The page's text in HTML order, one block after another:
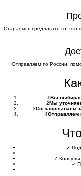
Стараемся предлагать то, что
Отправляем по России,
1 Вы
2 Мы
3Согласовываем
4Отправляем
✓
✓
✓